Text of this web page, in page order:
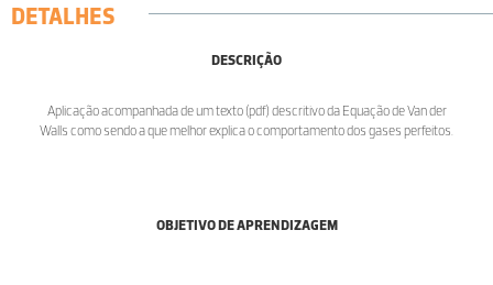
DETALHES
DESCRIÇÃO
Aplicação acompanhada de um texto (pdf) descritivo da Equação de Van der
Walls como sendo a que melhor explica o comportamento dos gases perfeitos.
OBJETIVO DE APRENDIZAGEM